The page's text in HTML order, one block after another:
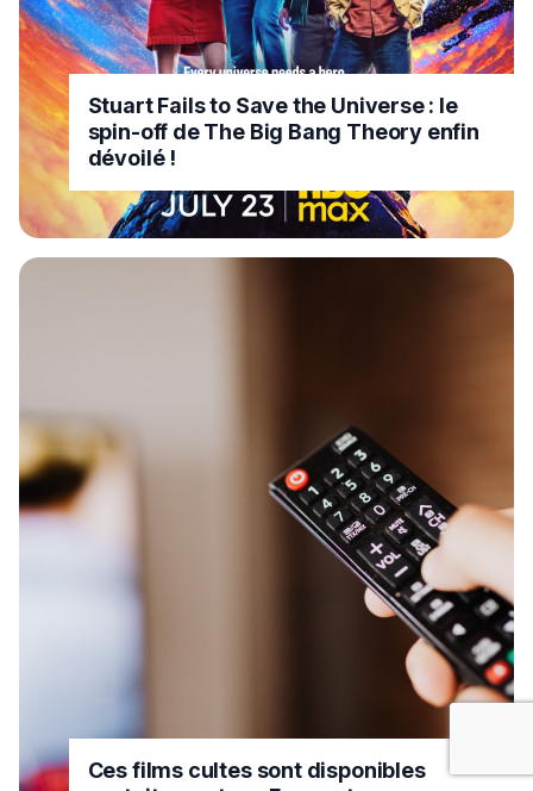
Stuart Fails to Save the Universe : le
spin-off de The Big Bang Theory enfin
dévoilé !
Ces films cultes sont disponibles